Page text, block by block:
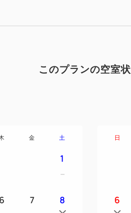
「ゴジラ
・ご予約
ませんので
・キャン
このプランの空室
金 土
1
6 7 8
日
6